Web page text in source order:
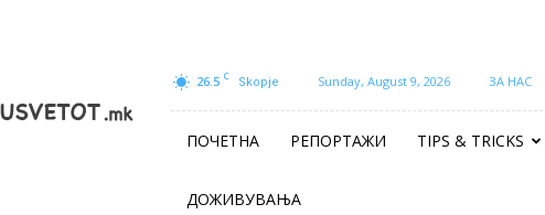
26.5 C Skopje Sunday, August 9, 2026 ЗА НАС
ПОЧЕТНА РЕПОРТАЖИ TIPS & TRICKS
ДОЖИВУВАЊА